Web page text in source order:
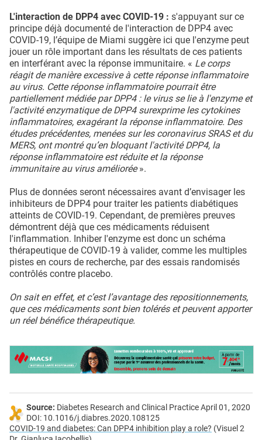
L'interaction de DPP4 avec COVID-19 : s'appuyant sur ce
principe déjà documenté de l'interaction de DPP4 avec
COVID-19, l’équipe de Miami suggère ici que l'enzyme peut
jouer un rôle important dans les résultats de ces patients
en interférant avec la réponse immunitaire. « Le corps
réagit de manière excessive à cette réponse inflammatoire
au virus. Cette réponse inflammatoire pourrait être
partiellement médiée par DPP4 : le virus se lie à l'enzyme et
l'activité enzymatique de DPP4 surexprime les cytokines
inflammatoires, exagérant la réponse inflammatoire. Des
études précédentes, menées sur les coronavirus SRAS et du
MERS, ont montré qu’en bloquant l'activité DPP4, la
réponse inflammatoire est réduite et la réponse
immunitaire au virus améliorée».
Plus de données seront nécessaires avant d’envisager les
inhibiteurs de DPP4 pour traiter les patients diabétiques
atteints de COVID-19. Cependant, de premières preuves
démontrent déjà que ces médicaments réduisent
l'inflammation. Inhiber l'enzyme est donc un schéma
thérapeutique de COVID-19 à valider, comme les multiples
pistes en cours de recherche, par des essais randomisés
contrôlés contre placebo.
On sait en effet, et c’est l’avantage des repositionnements,
que ces médicaments sont bien tolérés et peuvent apporter
un réel bénéfice thérapeutique.
Source: Diabetes Research and Clinical Practice April 01, 2020
DOI: 10.1016/j.diabres.2020.108125
COVID-19 and diabetes: Can DPP4 inhibition play a role? (Visuel 2